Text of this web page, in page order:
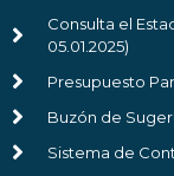
Consulta el
05.01.2025)
Presupuesto
Buzón de
Sistema de